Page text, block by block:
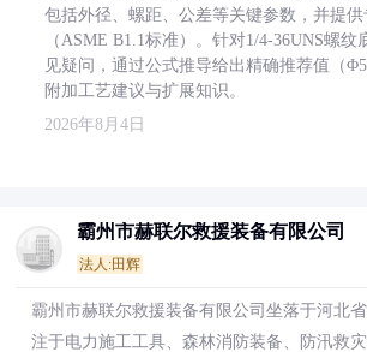
包括外径、螺距、公差等关键参数，并提
（ASME B1.1标准）。针对1/4-36UNS螺纹
见疑问，通过公式推导给出精确推荐值（
附加工艺建议与扩展知识。
2026年8月4日
霸州市赫联尔救援装备有限公司
法人:田辉
霸州市赫联尔救援装备有限公司坐落于河北
注于电力施工工具、森林消防装备、防汛救